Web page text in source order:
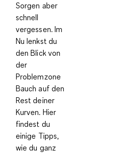
Sorgen aber
schnell
vergessen. Im
Nu lenkst du
den Blick von
der
Problemzone
Bauch auf den
Rest deiner
Kurven. Hier
findest du
einige Tipps,
wie du ganz